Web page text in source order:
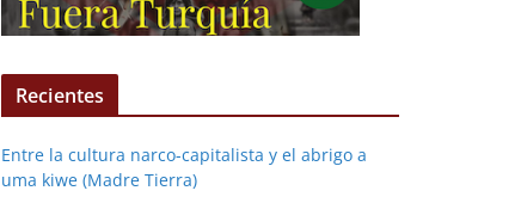
Recientes
Entre la cultura narco-capitalista y el abrigo a
uma kiwe (Madre Tierra)